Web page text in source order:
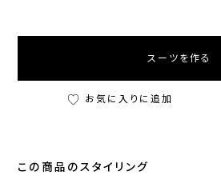
スーツを作る
お気に入りに追加
この商品のスタイリング